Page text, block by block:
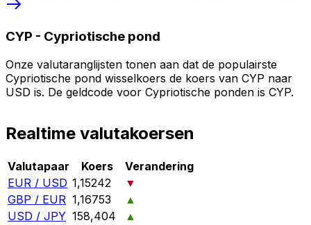
CYP - Cypriotische pond
Onze valutaranglijsten tonen aan dat de populairste
Cypriotische pond wisselkoers de koers van CYP naar
USD is. De geldcode voor Cypriotische ponden is CYP.
Realtime valutakoersen
Valutapaar Koers
Verandering
EUR / USD 1,15242
▼
GBP / EUR 1,16753
▲
USD / JPY 158,404
▲